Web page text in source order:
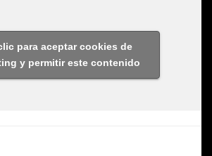
para aceptar cookies de
y permitir este contenido